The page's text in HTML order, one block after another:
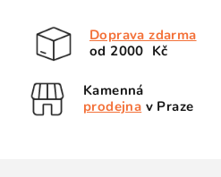
Doprava zdarma
od 2000 Kč
Kamenná
prodejna v Praze